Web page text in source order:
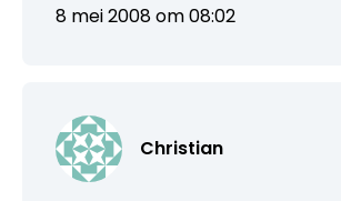
8 mei 2008 om 08:02
Christian